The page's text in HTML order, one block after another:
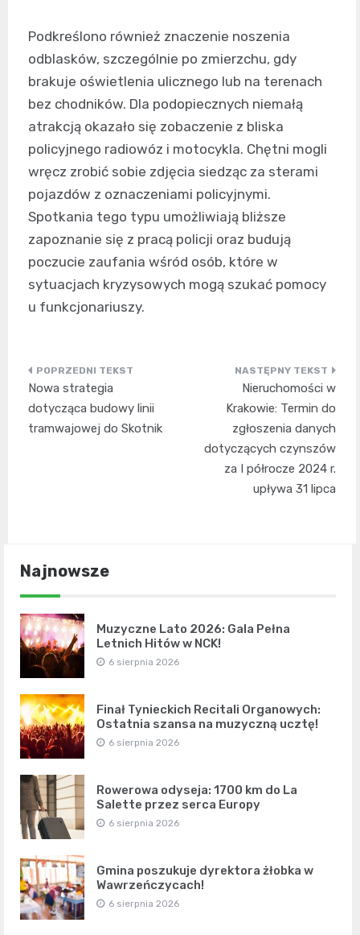
Podkreślono również znaczenie noszenia
odblasków, szczególnie po zmierzchu, gdy
brakuje oświetlenia ulicznego lub na terenach
bez chodników. Dla podopiecznych niemałą
atrakcją okazało się zobaczenie z bliska
policyjnego radiowóz i motocykla. Chętni mogli
wręcz zrobić sobie zdjęcia siedząc za sterami
pojazdów z oznaczeniami policyjnymi.
Spotkania tego typu umożliwiają bliższe
zapoznanie się z pracą policji oraz budują
poczucie zaufania wśród osób, które w
sytuacjach kryzysowych mogą szukać pomocy
u funkcjonariuszy.
Nawigacja
wpisu
Nowa strategia
dotycząca budowy linii
tramwajowej do Skotnik
Nieruchomości w
Krakowie: Termin do
zgłoszenia danych
dotyczących czynszów
za I półrocze 2024 r.
upływa 31 lipca
Najnowsze
Muzyczne Lato 2026: Gala Pełna
Letnich Hitów w NCK!
6 sierpnia 2026
Finał Tynieckich Recitali Organowych:
Ostatnia szansa na muzyczną ucztę!
6 sierpnia 2026
Rowerowa odyseja: 1700 km do La
Salette przez serca Europy
6 sierpnia 2026
Gmina poszukuje dyrektora żłobka w
Wawrzeńczycach!
6 sierpnia 2026